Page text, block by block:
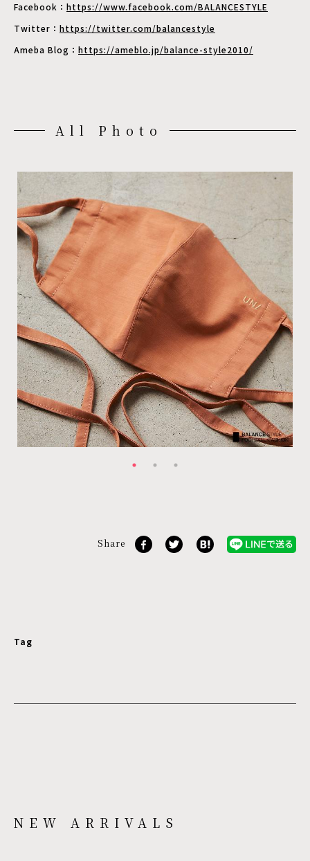
Facebook： https://www.facebook.com/BALANCESTYLE
Twitter： https://twitter.com/balancestyle
Ameba Blog： https://ameblo.jp/balance-style2010/
All Photo
Share
Tag
NEW ARRIVALS